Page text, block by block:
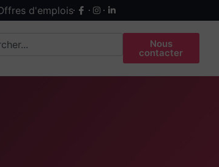
d'emplois
Nous
contacter